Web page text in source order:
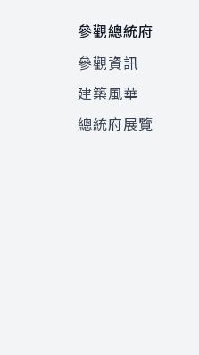
參觀總統府
參觀資訊
建築風華
總統府展覽